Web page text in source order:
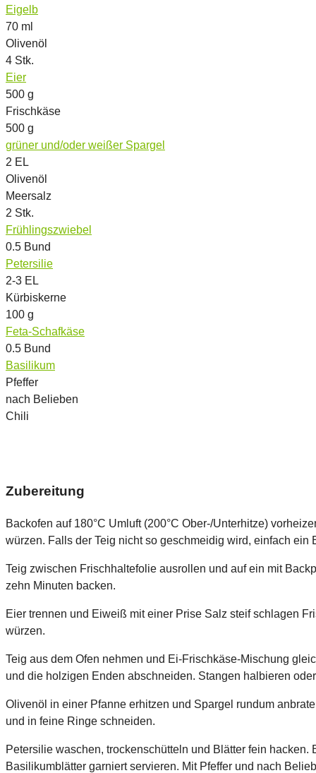
Eigelb
70 ml
Olivenöl
4 Stk.
Eier
500 g
Frischkäse
500 g
grüner und/oder weißer Spargel
2 EL
Olivenöl
Meersalz
2 Stk.
Frühlingszwiebel
0.5 Bund
Petersilie
2-3 EL
Kürbiskerne
100 g
Feta-Schafkäse
0.5 Bund
Basilikum
Pfeffer
nach Belieben
Chili
Zubereitung
Backofen auf 180°C Umluft (200°C Ober-/Unterhitze)
würzen. Falls der Teig nicht so geschmeidig wird, einfach ein
Teig zwischen Frischhaltefolie ausrollen und auf ein mit
zehn Minuten backen.
Eier trennen und Eiweiß mit einer Prise Salz steif schlagen
würzen.
Teig aus dem Ofen nehmen und Ei-Frischkäse-Mischung
und die holzigen Enden abschneiden. Stangen halbieren
Olivenöl in einer Pfanne erhitzen und Spargel rundum
und in feine Ringe schneiden.
Petersilie waschen, trockenschütteln und Blätter fein
Basilikumblätter garniert servieren. Mit Pfeffer und nach